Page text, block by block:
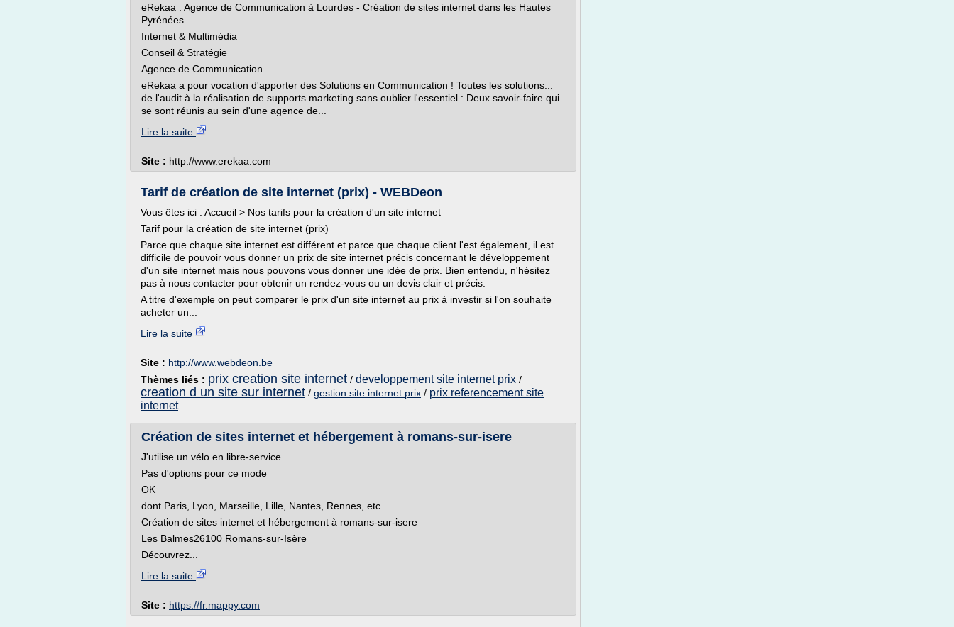
eRekaa : Agence de Communication à Lourdes - Création de sites internet dans les Hautes
Pyrénées
Internet & Multimédia
Conseil & Stratégie
Agence de Communication
eRekaa a pour vocation d'apporter des Solutions en Communication ! Toutes les solutions...
de l'audit à la réalisation de supports marketing sans oublier l'essentiel : Deux savoir-faire qui
se sont réunis au sein d'une agence de...
Lire la suite
Site : http://www.erekaa.com
Tarif de création de site internet (prix) - WEBDeon
Vous êtes ici : Accueil > Nos tarifs pour la création d'un site internet
Tarif pour la création de site internet (prix)
Parce que chaque site internet est différent et parce que chaque client l'est également, il est
difficile de pouvoir vous donner un prix de site internet précis concernant le développement
d'un site internet mais nous pouvons vous donner une idée de prix. Bien entendu, n'hésitez
pas à nous contacter pour obtenir un rendez-vous ou un devis clair et précis.
A titre d'exemple on peut comparer le prix d'un site internet au prix à investir si l'on souhaite
acheter un...
Lire la suite
Site : http://www.webdeon.be
Thèmes liés : prix creation site internet / developpement site internet prix /
creation d un site sur internet / gestion site internet prix / prix referencement site
internet
Création de sites internet et hébergement à romans-sur-isere
J'utilise un vélo en libre-service
Pas d'options pour ce mode
OK
dont Paris, Lyon, Marseille, Lille, Nantes, Rennes, etc.
Création de sites internet et hébergement à romans-sur-isere
Les Balmes26100 Romans-sur-Isère
Découvrez...
Lire la suite
Site : https://fr.mappy.com